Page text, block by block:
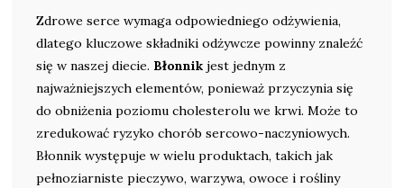
Zdrowe serce wymaga odpowiedniego odżywienia,
dlatego kluczowe składniki odżywcze powinny znaleźć
się w naszej diecie. Błonnik jest jednym z
najważniejszych elementów, ponieważ przyczynia się
do obniżenia poziomu cholesterolu we krwi. Może to
zredukować ryzyko chorób sercowo-naczyniowych.
Błonnik występuje w wielu produktach, takich jak
pełnoziarniste pieczywo, warzywa, owoce i rośliny